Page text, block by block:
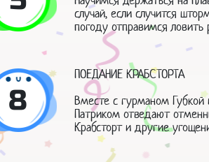
случай, если случится
погоду отправимся ловить
8
ПОЕДАНИЕ КРАБСТОРТА
Вместе с гурманом
Патриком отведают
Крабсторт и другие